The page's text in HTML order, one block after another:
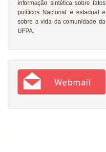
informação sintética sobre fatos
políticos Nacional e estadual e
sobre a vida da comunidade da
UFPA.